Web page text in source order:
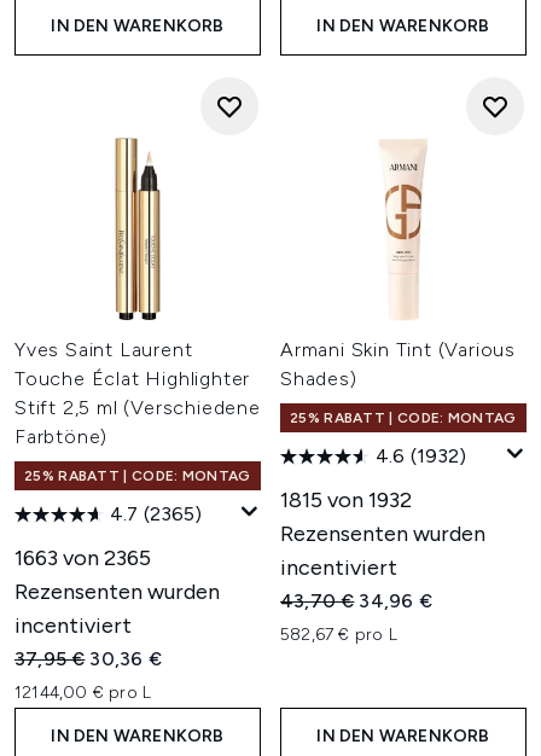
IN DEN WARENKORB IN DEN WARENKORB
Yves Saint Laurent
Touche Éclat Highlighter
Stift 2,5 ml (Verschiedene
Farbtöne)
25% RABATT | CODE: MONTAG
4.7 (2365)
1663 von 2365
Rezensenten wurden
incentiviert
Unverbindliche Preisempfehlung:
37,95 € Aktueller Preis:
30,36 €
12144,00 € pro L
IN DEN WARENKORB
Armani Skin Tint (Various
Shades)
25% RABATT | CODE: MONTAG
4.6 (1932)
1815 von 1932
Rezensenten wurden
incentiviert
Unverbindliche
43,70 € Aktueller Preis:
34,96 €
582,67 € pro L
IN DEN WARENKORB